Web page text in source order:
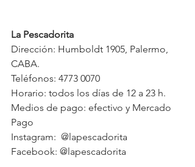
La Pescadorita
Dirección: Humboldt 1905, Palermo,
CABA.
Teléfonos: 4773 0070
Horario: todos los días de 12 a 23 h.
Medios de pago: efectivo y Mercado
Pago
Instagram:  @lapescadorita
Facebook: @lapescadorita